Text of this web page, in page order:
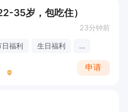
、库存管理等工作执行，和
客服务、基础客诉处理等行
！
35岁，包吃住）
23分钟前
日福利 生日福利 ...
申请